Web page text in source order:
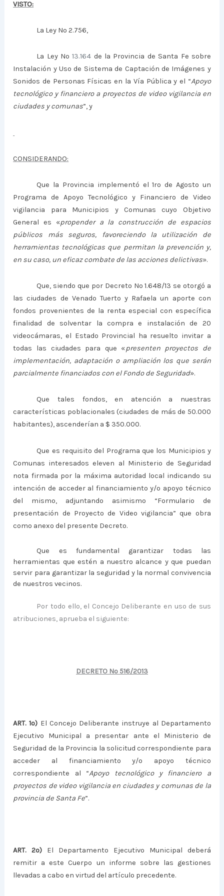
VISTO:
La Ley Nº 2.756,
La Ley Nº13.164 de la Provincia de Santa Fe sobre
Instalación y Uso de Sistema de Captación de Imágenes y
Sonidos de Personas Físicas en la Vía Pública y el “Apoyo
tecnológico y financiero a proyectos de video vigilancia en
ciudades y comunas”, y
CONSIDERANDO:
Que la Provincia implementó el 1ro de Agosto un
Programa de Apoyo Tecnológico y Financiero de Video
vigilancia para Municipios y Comunas cuyo Objetivo
General es «propender a la construcción de espacios
públicos más seguros, favoreciendo la utilización de
herramientas tecnológicas que permitan la prevención y,
en su caso, un eficaz combate de las acciones delictivas».
Que, siendo que por Decreto Nº 1.648/13 se otorgó a
las ciudades de Venado Tuerto y Rafaela un aporte con
fondos provenientes de la renta especial con específica
finalidad de solventar la compra e instalación de 20
videocámaras, el Estado Provincial ha resuelto invitar a
todas las ciudades para que «presenten proyectos de
implementación, adaptación o ampliación los que serán
parcialmente financiados con el Fondo de Seguridad».
Que tales fondos, en atención a nuestras
características poblacionales (ciudades de más de 50.000
habitantes), ascenderían a $ 350.000.
Que es requisito del Programa que los Municipios y
Comunas interesados eleven al Ministerio de Seguridad
nota firmada por la máxima autoridad local indicando su
intención de acceder al financiamiento y/o apoyo técnico
del mismo, adjuntando asimismo “Formulario de
presentación de Proyecto de Video vigilancia” que obra
como anexo del presente Decreto.
Que es fundamental garantizar todas las
herramientas que estén a nuestro alcance y que puedan
servir para garantizar la seguridad y la normal convivencia
de nuestros vecinos.
Por todo ello, el Concejo Deliberante en uso de sus
atribuciones, aprueba el siguiente:
DECRETO Nº 516/2013
ART. 1º) El Concejo Deliberante instruye al Departamento
Ejecutivo Municipal a presentar ante el Ministerio de
Seguridad de la Provincia la solicitud correspondiente para
acceder al financiamiento y/o apoyo técnico
correspondiente al “Apoyo tecnológico y financiero a
proyectos de video vigilancia en ciudades y comunas de la
provincia de Santa Fe”.
ART. 2º) El Departamento Ejecutivo Municipal deberá
remitir a este Cuerpo un informe sobre las gestiones
llevadas a cabo en virtud del artículo precedente.